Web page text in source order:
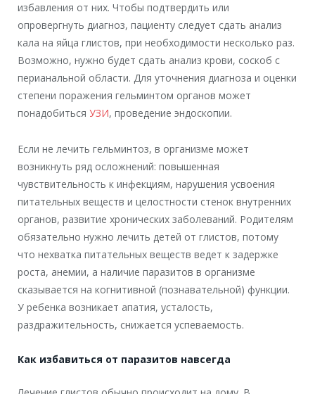
избавления от них. Чтобы подтвердить или
опровергнуть диагноз, пациенту следует сдать анализ
кала на яйца глистов, при необходимости несколько раз.
Возможно, нужно будет сдать анализ крови, соскоб с
перианальной области. Для уточнения диагноза и оценки
степени поражения гельминтом органов может
понадобиться УЗИ, проведение эндоскопии.
Если не лечить гельминтоз, в организме может
возникнуть ряд осложнений: повышенная
чувствительность к инфекциям, нарушения усвоения
питательных веществ и целостности стенок внутренних
органов, развитие хронических заболеваний. Родителям
обязательно нужно лечить детей от глистов, потому
что нехватка питательных веществ ведет к задержке
роста, анемии, а наличие паразитов в организме
сказывается на когнитивной (познавательной) функции.
У ребенка возникает апатия, усталость,
раздражительность, снижается успеваемость.
Как избавиться от паразитов навсегда